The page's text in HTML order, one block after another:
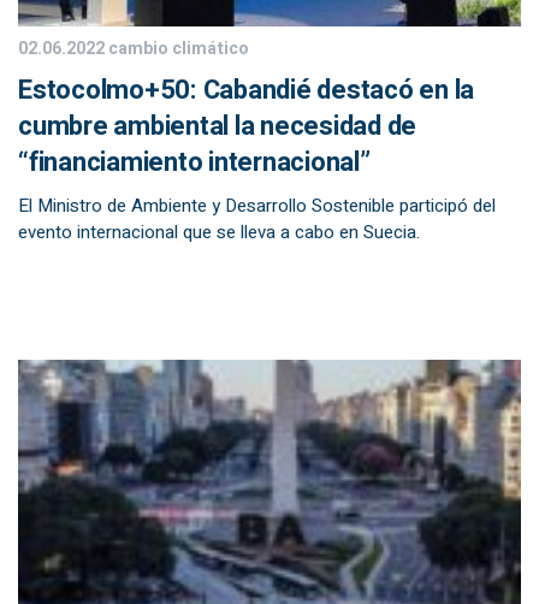
02.06.2022cambio climático
Estocolmo+50: Cabandié destacó en la
cumbre ambiental la necesidad de
“financiamiento internacional”
El Ministro de Ambiente y Desarrollo Sostenible participó del
evento internacional que se lleva a cabo en Suecia.